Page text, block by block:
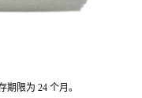
限为 24 个月。